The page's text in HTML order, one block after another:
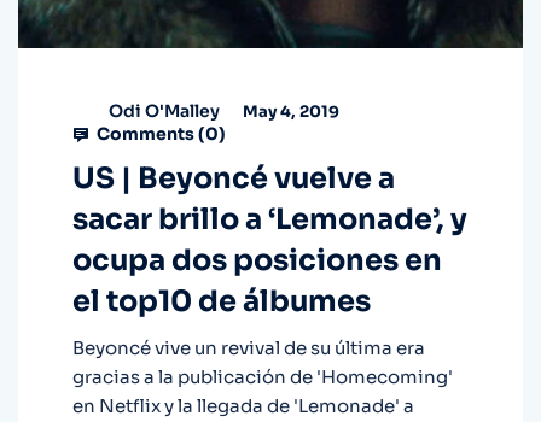
Odi O'Malley May 4, 2019
Comments (0)
US | Beyoncé vuelve a
sacar brillo a ‘Lemonade’, y
ocupa dos posiciones en
el top10 de álbumes
Beyoncé vive un revival de su última era
gracias a la publicación de 'Homecoming'
en Netflix y la llegada de 'Lemonade' a